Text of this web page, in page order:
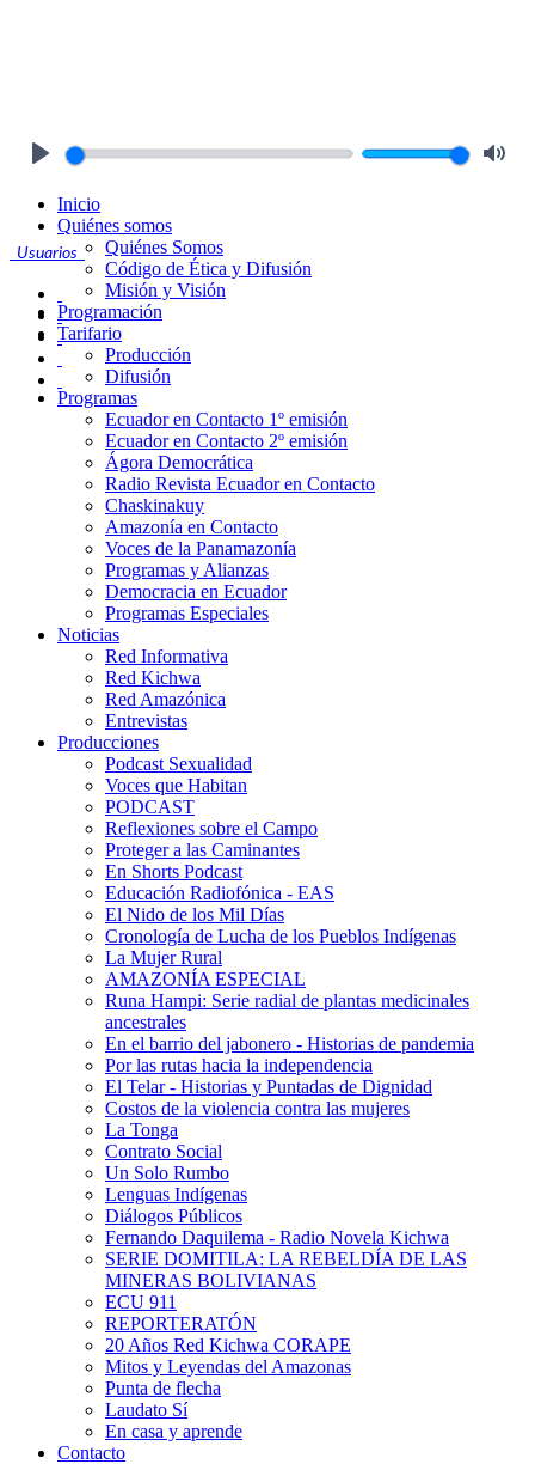
Usuarios
Inicio
Quiénes somos
Quiénes Somos
Código de Ética y Difusión
Misión y Visión
Programación
Tarifario
Producción
Difusión
Programas
Ecuador en Contacto 1º emisión
Ecuador en Contacto 2º emisión
Ágora Democrática
Radio Revista Ecuador en Contacto
Chaskinakuy
Amazonía en Contacto
Voces de la Panamazonía
Programas y Alianzas
Democracia en Ecuador
Programas Especiales
Noticias
Red Informativa
Red Kichwa
Red Amazónica
Entrevistas
Producciones
Podcast Sexualidad
Voces que Habitan
PODCAST
Reflexiones sobre el Campo
Proteger a las Caminantes
En Shorts Podcast
Educación Radiofónica - EAS
El Nido de los Mil Días
Cronología de Lucha de los Pueblos Indígenas
La Mujer Rural
AMAZONÍA ESPECIAL
Runa Hampi: Serie radial de plantas medicinales
ancestrales
En el barrio del jabonero - Historias de pandemia
Por las rutas hacia la independencia
El Telar - Historias y Puntadas de Dignidad
Costos de la violencia contra las mujeres
La Tonga
Contrato Social
Un Solo Rumbo
Lenguas Indígenas
Diálogos Públicos
Fernando Daquilema - Radio Novela Kichwa
SERIE DOMITILA: LA REBELDÍA DE LAS
MINERAS BOLIVIANAS
ECU 911
REPORTERATÓN
20 Años Red Kichwa CORAPE
Mitos y Leyendas del Amazonas
Punta de flecha
Laudato Sí
En casa y aprende
Contacto